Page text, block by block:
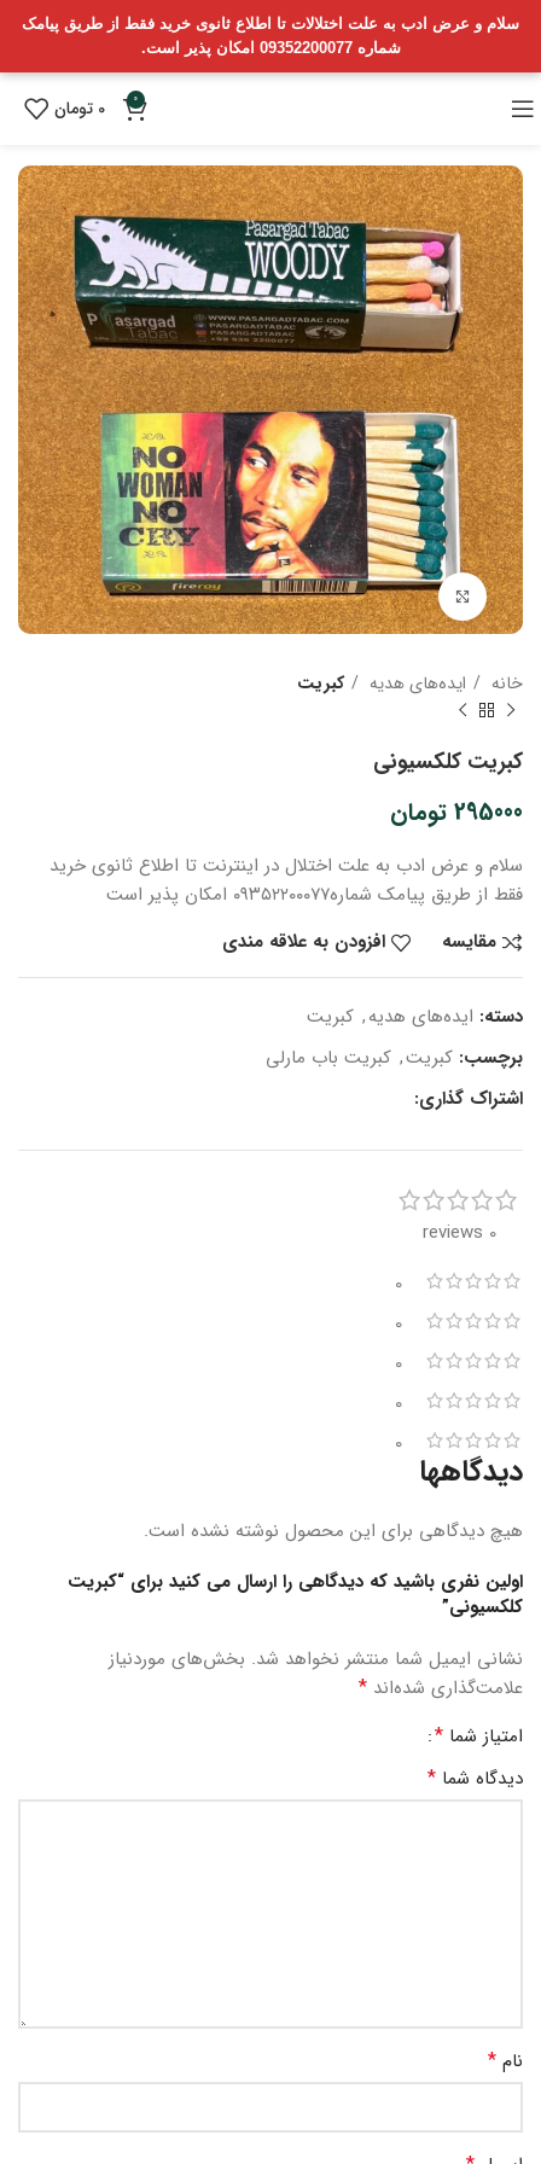
سلام و عرض ادب به علت اختلالات تا اطلاع ثانوی خرید فقط از طریق پیامک
شماره 09352200077 امکان پذیر است.
0
0 تومان
بزرگنمایی تصویر
خانه ایده‌های هدیه کبریت
کبریت کلکسیونی
295000 تومان
سلام و عرض ادب به علت اختلال در اینترنت تا اطلاع ثانوی خرید
فقط از طریق پیامک شماره۰۹۳۵۲۲۰۰۰۷۷ امکان پذیر است
مقایسه
افزودن به علاقه مندی
دسته: ایده‌های هدیه, کبریت
برچسب: کبریت, کبریت باب مارلی
اشتراک گذاری:
0 reviews
0
0
0
0
0
دیدگاهها
هیچ دیدگاهی برای این محصول نوشته نشده است.
اولین نفری باشید که دیدگاهی را ارسال می کنید برای “کبریت
کلکسیونی”
نشانی ایمیل شما منتشر نخواهد شد. بخش‌های موردنیاز
علامت‌گذاری شده‌اند *
امتیاز شما *
دیدگاه شما *
نام *